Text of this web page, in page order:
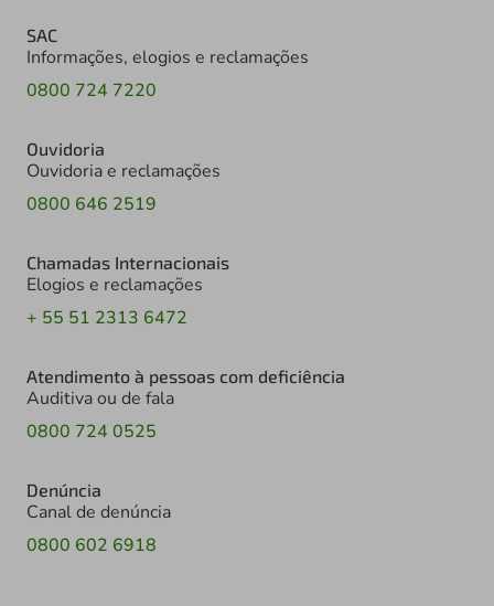
SAC
Informações, elogios e reclamações
0800 724 7220
Ouvidoria
Ouvidoria e reclamações
0800 646 2519
Chamadas Internacionais
Elogios e reclamações
+ 55 51 2313 6472
Atendimento à pessoas com deficiência
Auditiva ou de fala
0800 724 0525
Denúncia
Canal de denúncia
0800 602 6918